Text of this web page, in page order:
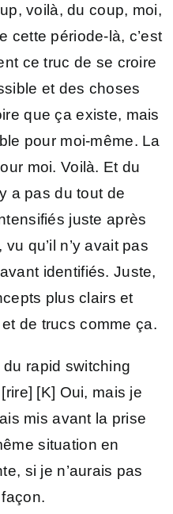
voilà, du coup, moi,
cette période-là, c’est
ce truc de se croire
et des choses
que ça existe, mais
pour moi-même. La
moi. Voilà. Et du
a pas du tout de
juste après
qu’il n’y avait pas
identifiés. Juste,
plus clairs et
de trucs comme ça.
du rapid switching
[K] Oui, mais je
mis avant la prise
situation en
si je n’aurais pas